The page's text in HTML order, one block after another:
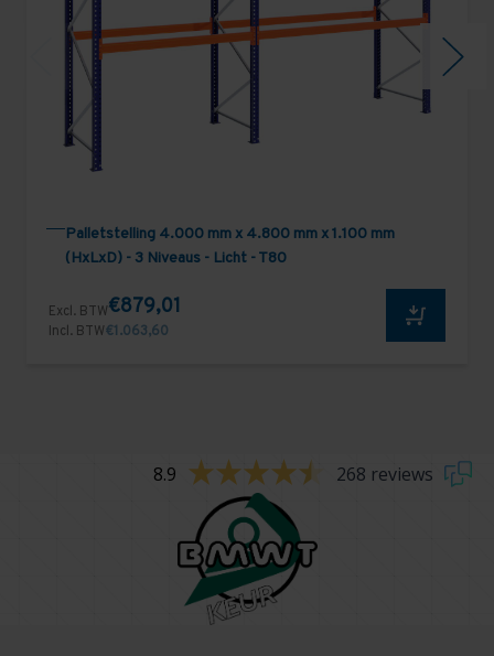
Palletstelling 4.000 mm x 4.800 mm x 1.100 mm
(HxLxD) - 3 Niveaus - Licht - T80
Excl. BTW€879,01
Incl. BTW€1.063,60
8.9 268 reviews